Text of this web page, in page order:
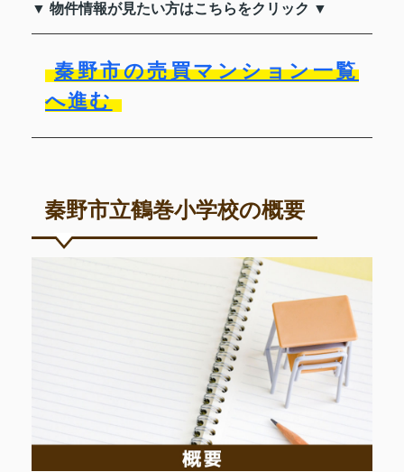
▼ 物件情報が見たい方はこちらをクリック ▼
秦野市の売買マンション一覧
へ進む
秦野市立鶴巻小学校の概要